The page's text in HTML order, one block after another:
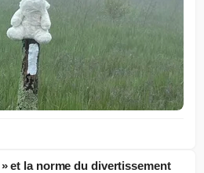
et la norme du divertissement